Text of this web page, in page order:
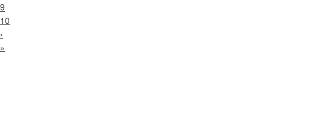
9
10
›
»